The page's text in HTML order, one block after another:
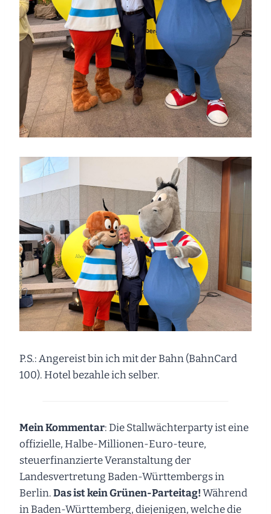
P.S.: Angereist bin ich mit der Bahn (BahnCard
100). Hotel bezahle ich selber.
Mein Kommentar: Die Stallwächterparty ist eine
offizielle, Halbe-Millionen-Euro-teure,
steuerfinanzierte Veranstaltung der
Landesvertretung Baden-Württembergs in
Berlin.Das ist kein Grünen-Parteitag!Während
in Baden-Württemberg, diejenigen, welche die